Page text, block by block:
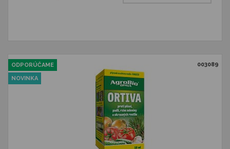
003089
ODPORÚČAME
NOVINKA